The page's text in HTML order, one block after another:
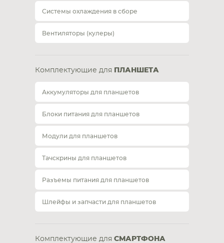
Системы охлаждения в сборе
Вентиляторы (кулеры)
Комплектующие для ПЛАНШЕТА
Аккумуляторы для планшетов
Блоки питания для планшетов
Модули для планшетов
Тачскрины для планшетов
Разъемы питания для планшетов
Шлейфы и запчасти для планшетов
Комплектующие для СМАРТФОНА